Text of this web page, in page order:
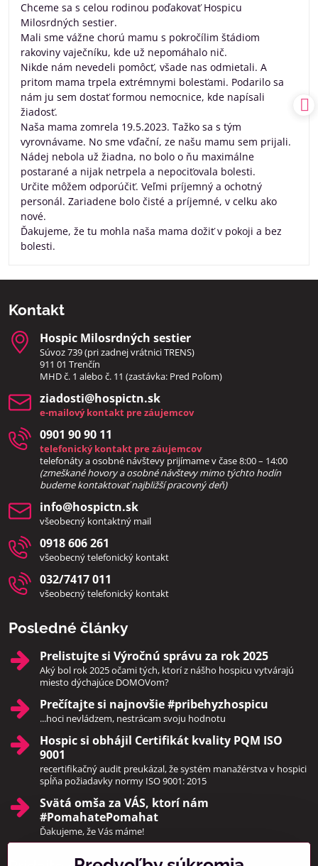
5
Chceme sa s celou rodinou poďakovať Hospicu
Milosrdných sestier.
Mali sme vážne chorú mamu s pokročílim štádiom
rakoviny vaječníku, kde už nepomáhalo nič.
Nikde nám nevedeli pomôcť, všade nas odmietali. A
pritom mama trpela extrémnymi bolesťami. Podarilo sa
nám ju sem dostať formou nemocnice, kde napísali
žiadosť.
Naša mama zomrela 19.5.2023. Tažko sa s tým
vyrovnávame. No sme vďační, ze našu mamu sem prijali.
Nádej nebola už žiadna, no bolo o ňu maximálne
postarané a nijak netrpela a nepociťovala bolesti.
Určite môžem odporúčiť. Veľmi príjemný a ochotný
personál. Zariadene bolo čisté a príjemné, v celku ako
nové.
Ďakujeme, že tu mohla naša mama dožiť v pokoji a bez
bolesti.
Kontakt
Hospic Milosrdných sestier
Súvoz 739 (pri zadnej vrátnici TRENS)
911 01 Trenčín
MHD č. 1 alebo č. 11 (zastávka: Pred Poľom)
ziadosti​@hospictn​.sk
e-mailový kontakt pre záujemcov
0901 90 90 11
telefonický kontakt pre záujemcov
telefonáty a osobné návštevy prijímame v čase 8:00 – 14:00
(zmeškané hovory a osobné návštevy mimo týchto hodín
budeme kontaktovať najbližší pracovný deň)
info​@hospictn​.sk
všeobecný kontaktný mail
0918 606 261
všeobecný telefonický kontakt
032/7417 011
všeobecný telefonický kontakt
Posledné články
Prelistujte si Výročnú správu za rok 2025
Aký bol rok 2025 očami tých, ktorí z nášho hospicu vytvárajú
miesto dýchajúce DOMOVom?
Prečítajte si najnovšie #pribehyzhospicu
...hoci nevládzem, nestrácam svoju hodnotu
Hospic si obhájil Certifikát kvality PQM ISO
9001
recertifikačný audit preukázal, že systém manažérstva v hospici
spĺňa požiadavky normy ISO 9001: 2015
Svätá omša za VÁS, ktorí nám
#PomahatePomahat
Ďakujeme, že Vás máme!